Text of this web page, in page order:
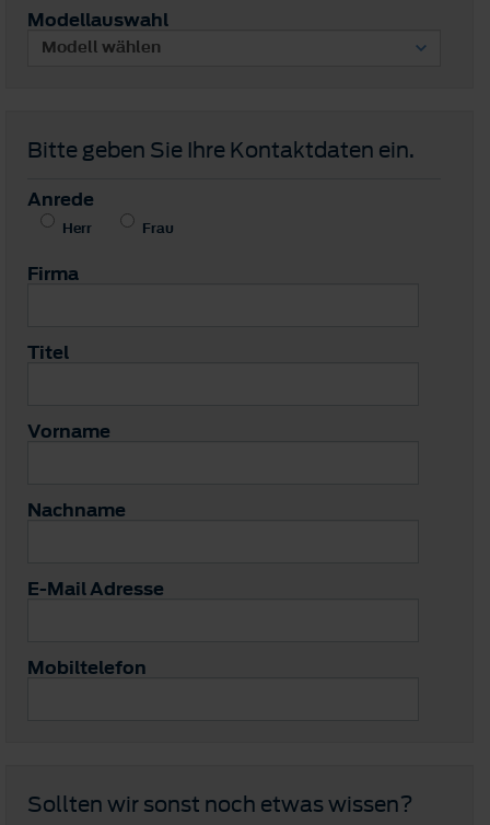
Modellauswahl
Bitte geben Sie Ihre Kontaktdaten ein.
Anrede
Herr Frau
Firma
Titel
Vorname
Nachname
E-Mail Adresse
Mobiltelefon
Sollten wir sonst noch etwas wissen?